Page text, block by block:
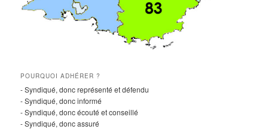
POURQUOI ADHÉRER ?
- Syndiqué, donc représenté et défendu
- Syndiqué, donc informé
- Syndiqué, donc écouté et conseillé
- Syndiqué, donc assuré